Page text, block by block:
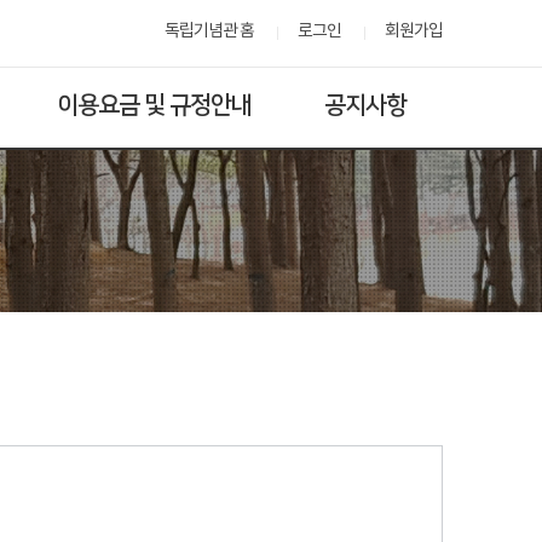
독립기념관 홈 로그인 회원가입
이용요금 및 규정안내 공지사항